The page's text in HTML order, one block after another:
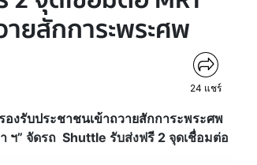
ายสักการะพระศพ
24 แชร์
งรับประชาชนเข้าถวายสักการะพระศพ
ฯ” จัดรถ Shuttle รับส่งฟรี 2 จุดเชื่อมต่อ